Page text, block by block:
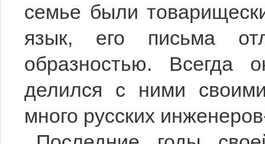
семье были
язык, его письма
образностью. Всегда
делился с ними
много русских